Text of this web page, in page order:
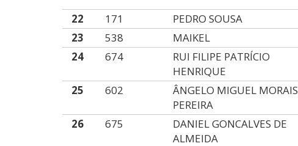
22 171 PEDRO SOUSA
23
538 MAIKEL
24
674
RUI FILIPE PATRÍCIO
HENRIQUE
25 602
ÂNGELO MIGUEL MORAIS
PEREIRA
26 675
DANIEL GONCALVES DE
ALMEIDA